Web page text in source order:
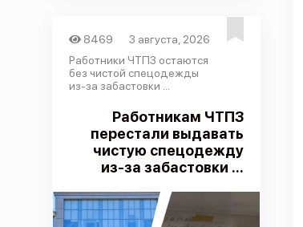
8469
3 августа, 2026
Работники ЧТПЗ остаются
без чистой спецодежды
из-за забастовки ...
Работникам ЧТПЗ
перестали выдавать
чистую спецодежду
из-за забастовки ...